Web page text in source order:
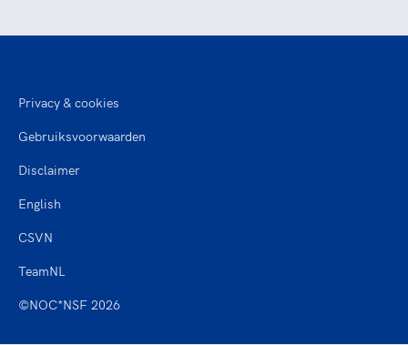
©NOC*NSF 2026
Privacy & cookies
Gebruiksvoorwaarden
Disclaimer
English
CSVN
TeamNL